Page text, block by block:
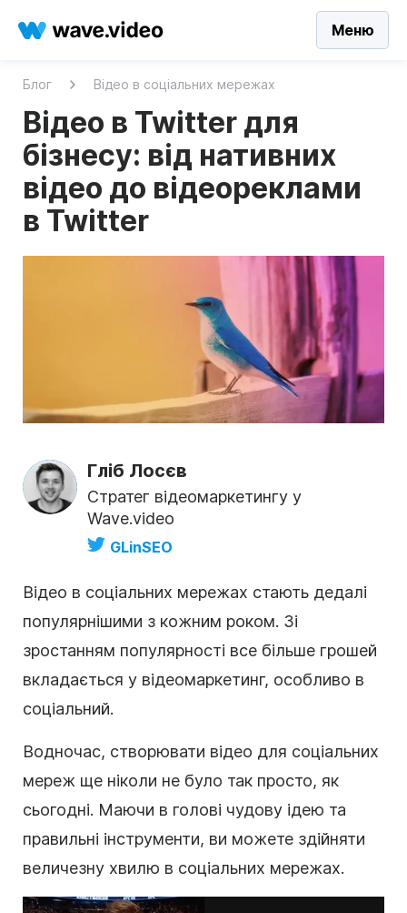
Меню
Блог Відео в соціальних мережах
Відео в Twitter для
бізнесу: від нативних
відео до відеореклами
в Twitter
Гліб Лосєв
Стратег відеомаркетингу у
Wave.video
GLinSEO
Відео в соціальних мережах стають дедалі
популярнішими з кожним роком. Зі
зростанням популярності все більше грошей
вкладається у відеомаркетинг, особливо в
соціальний.
Водночас, створювати відео для соціальних
мереж ще ніколи не було так просто, як
сьогодні. Маючи в голові чудову ідею та
правильні інструменти, ви можете здійняти
величезну хвилю в соціальних мережах.